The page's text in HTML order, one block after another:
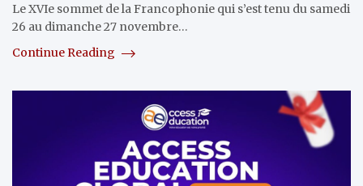
Le XVIe sommet de la Francophonie qui s’est tenu du samedi
26 au dimanche 27 novembre…
Continue Reading